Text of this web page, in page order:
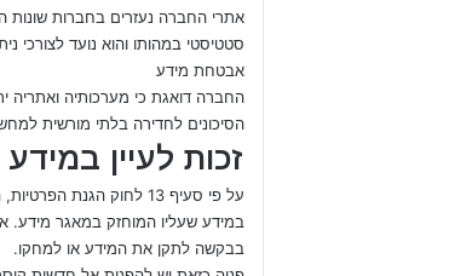
אתרי החברה נעזרים בחברות שונות
סטטיסטי במהותו והוא נועד לצורכי
אבטחת מידע
החברה דואגת כי מערכותיה
הסיכונים לחדירה בלתי מורשית
זכות לעיין במידע
במידע שעליו המוחזק במאגר מידע.
בבקשה לתקן את המידע או למחקו.